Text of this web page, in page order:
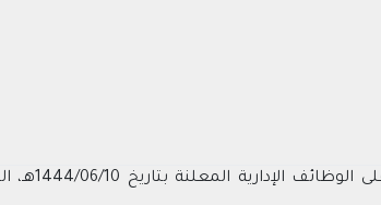
النيابة